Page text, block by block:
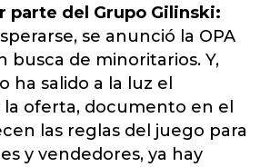
parte del Grupo Gilinski:
se anunció la OPA
busca de minoritarios. Y,
ha salido a la luz el
oferta, documento en el
las reglas del juego para
y vendedores, ya hay